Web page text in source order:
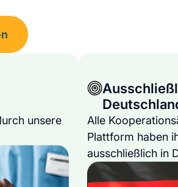
unsere
Alle
Plattform haben
ausschließlich in